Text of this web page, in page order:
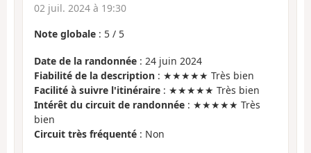
02 juil. 2024 à 19:30
Note globale : 5 / 5
Date de la randonnée : 24 juin 2024
Fiabilité de la description : ★★★★★ Très bien
Facilité à suivre l'itinéraire : ★★★★★ Très bien
Intérêt du circuit de randonnée : ★★★★★ Très
bien
Circuit très fréquenté : Non